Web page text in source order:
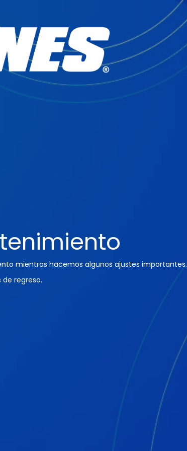
mientras hacemos algunos ajustes importantes.
regreso.